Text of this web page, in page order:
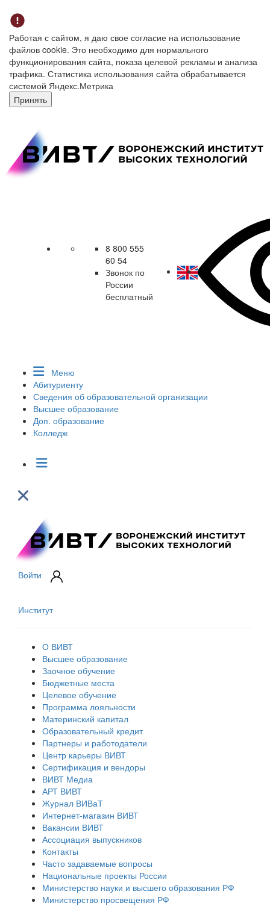
Работая с сайтом, я даю свое согласие на использование
файлов cookie. Это необходимо для нормального
функционирования сайта, показа целевой рекламы и анализа
трафика. Статистика использования сайта обрабатывается
системой Яндекс.Метрика
Принять
8 800 555
60 54
Звонок по
России
бесплатный
Меню
Абитуриенту
Сведения об образовательной организации
Высшее образование
Доп. образование
Колледж
Войти
Институт
О ВИВТ
Высшее образование
Заочное обучение
Бюджетные места
Целевое обучение
Программа лояльности
Материнский капитал
Образовательный кредит
Партнеры и работодатели
Центр карьеры ВИВТ
Сертификация и вендоры
ВИВТ Медиа
АРТ ВИВТ
Журнал ВИВаТ
Интернет-магазин ВИВТ
Вакансии ВИВТ
Ассоциация выпускников
Контакты
Часто задаваемые вопросы
Национальные проекты России
Министерство науки и высшего образования РФ
Министерство просвещения РФ